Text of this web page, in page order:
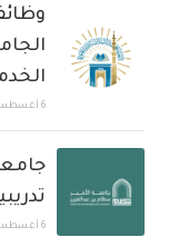
6 أغسطس، 2026
6 أغسطس، 2026